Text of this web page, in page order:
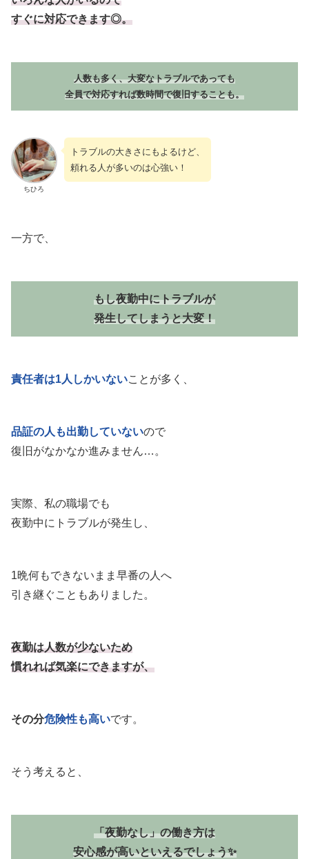
すぐに対応できます◎。
人数も多く、大変なトラブルであっても
全員で対応すれば数時間で復旧することも。
ちひろ
トラブルの大きさにもよるけど、
頼れる人が多いのは心強い！
一方で、
もし夜勤中にトラブルが
発生してしまうと大変！
責任者は1人しかいないことが多く、
品証の人も出勤していないので
復旧がなかなか進みません…。
実際、私の職場でも
夜勤中にトラブルが発生し、
1晩何もできないまま早番の人へ
引き継ぐこともありました。
夜勤は人数が少ないため
慣れれば気楽にできますが、
その分危険性も高いです。
そう考えると、
「夜勤なし」の働き方は
安心感が高いといえるでしょう✨